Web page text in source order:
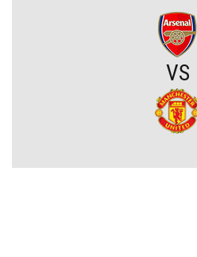
Polski obrońca opuścił PKO BP
Lech nie zdecydował się wyłożyć na
Francuzi już tak. Lider Korony Kielce
VS